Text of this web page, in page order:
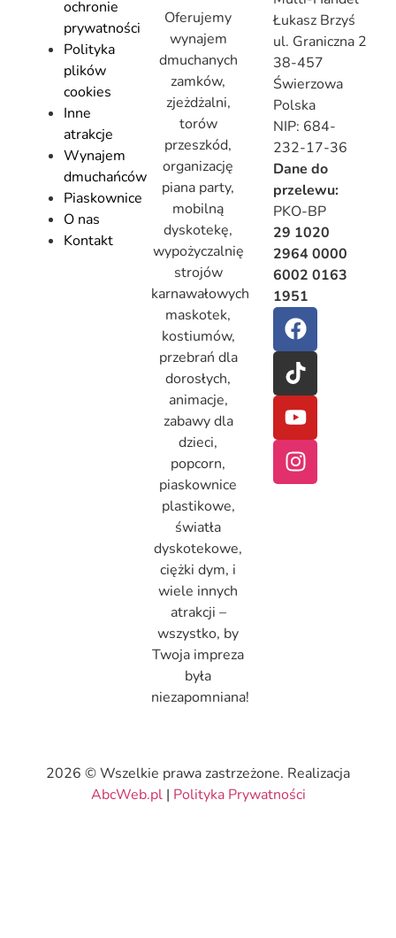
ochronie
prywatności
Polityka
plików
cookies
Inne
atrakcje
Wynajem
dmuchańców
Piaskownice
O nas
Kontakt
Oferujemy
wynajem
dmuchanych
zamków,
zjeżdżalni,
torów
przeszkód,
organizację
piana party,
mobilną
dyskotekę,
wypożyczalnię
strojów
karnawałowych
maskotek,
kostiumów,
przebrań dla
dorosłych,
animacje,
zabawy dla
dzieci,
popcorn,
piaskownice
plastikowe,
światła
dyskotekowe,
ciężki dym, i
wiele innych
atrakcji –
wszystko, by
Twoja impreza
była
niezapomniana!
Łukasz Brzyś
ul. Graniczna 2
38-457
Świerzowa
Polska
NIP: 684-
232-17-36
Dane do
przelewu:
PKO-BP
29 1020
2964 0000
6002 0163
1951
2026 © Wszelkie prawa zastrzeżone. Realizacja
AbcWeb.pl| Polityka Prywatności